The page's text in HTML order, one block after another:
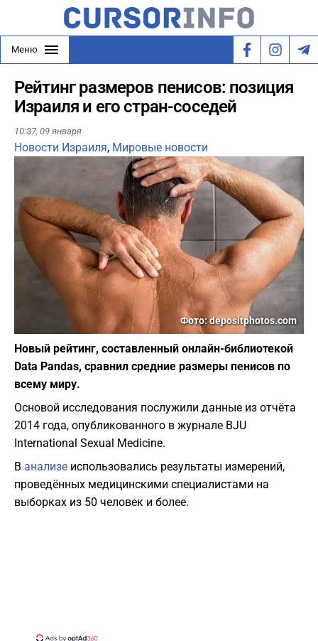
Меню
Рейтинг размеров пенисов: позиция
Израиля и его стран-соседей
10:37, 09 января
Новости Израиля, Мировые новости
Фото: depositphotos.com
Новый рейтинг, составленный онлайн-библиотекой
Data Pandas, сравнил средние размеры пенисов по
всему миру.
Основой исследования послужили данные из отчёта
2014 года, опубликованного в журнале BJU
International Sexual Medicine.
В анализе использовались результаты измерений,
проведённых медицинскими специалистами на
выборках из 50 человек и более.